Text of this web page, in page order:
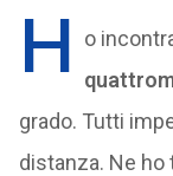
H
o
grado. Tutti
distanza. Ne